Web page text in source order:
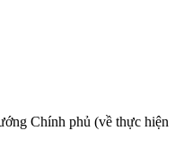
Chính phủ (về thực hiện